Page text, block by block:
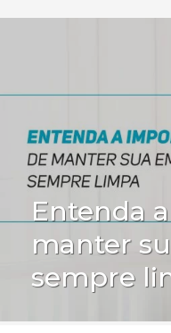
Entenda
manter
sempre